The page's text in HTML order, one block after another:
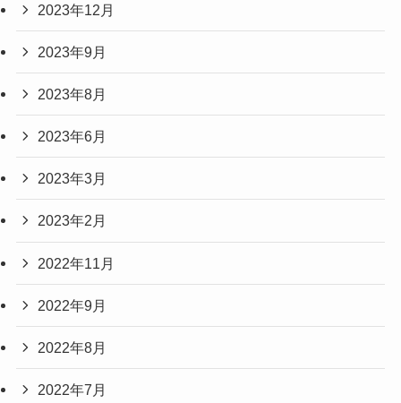
2023年12月
2023年9月
2023年8月
2023年6月
2023年3月
2023年2月
2022年11月
2022年9月
2022年8月
2022年7月